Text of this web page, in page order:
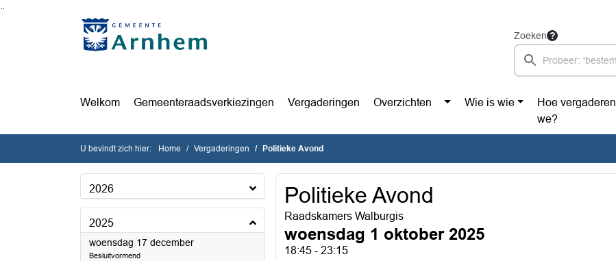
Ga naar de inhoud van deze pagina
Ga naar het zoeken
Ga naar het menu
Zoeken
Welkom Gemeenteraadsverkiezingen Vergaderingen Overzichten Wie is wie
Hoe vergaderen
we?
U bevindt zich hier: Home Vergaderingen Politieke Avond
2026
2025
woensdag 17 december2025
Besluitvormend
Politieke Avond
Raadskamers Walburgis
woensdag 1 oktober 2025
18:45 - 23:15